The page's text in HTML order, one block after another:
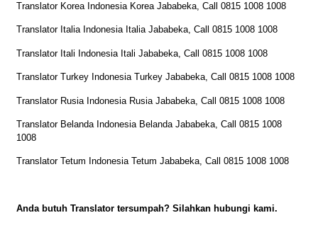
Translator Korea Indonesia Korea Jababeka, Call 0815 1008 1008
Translator Italia Indonesia Italia Jababeka, Call 0815 1008 1008
Translator Itali Indonesia Itali Jababeka, Call 0815 1008 1008
Translator Turkey Indonesia Turkey Jababeka, Call 0815 1008 1008
Translator Rusia Indonesia Rusia Jababeka, Call 0815 1008 1008
Translator Belanda Indonesia Belanda Jababeka, Call 0815 1008
1008
Translator Tetum Indonesia Tetum Jababeka, Call 0815 1008 1008
Anda butuh Translator tersumpah? Silahkan hubungi kami.